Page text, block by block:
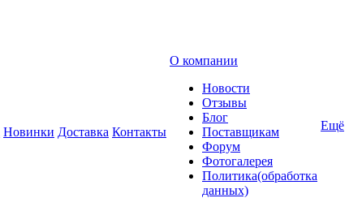
Новинки Доставка Контакты
О компании
Новости
Отзывы
Блог
Поставщикам
Форум
Фотогалерея
Политика(обработка
данных)
Ещё